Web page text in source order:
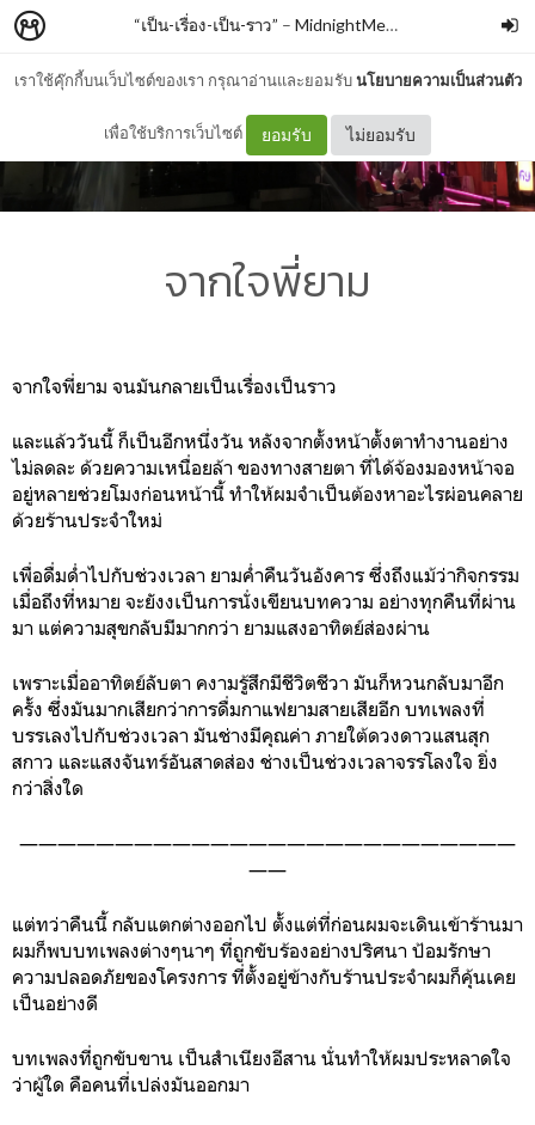
เราใช้คุ๊กกี้บนเว็บไซต์ของเรา กรุณาอ่านและยอมรับนโยบายความเป็นส่วนตัว
เพื่อใช้บริการเว็บไซต์ ยอมรับ ไม่ยอมรับ
“เป็น-เรื่อง-เป็น-ราว” – MidnightMessageBox
จากใจพี่ยาม
จากใจพี่ยาม จนมันกลายเป็นเรื่องเป็นราว
และแล้ววันนี้ ก็เป็นอีกหนึ่งวัน หลังจากตั้งหน้าตั้งตาทำงานอย่าง
ไม่ลดละ ด้วยความเหนื่อยล้า ของทางสายตา ที่ได้จ้องมองหน้าจอ
อยู่หลายช่วยโมงก่อนหน้านี้ ทำให้ผมจำเป็นต้องหาอะไรผ่อนคลาย
ด้วยร้านประจำใหม่
เพื่อดื่มด่ำไปกับช่วงเวลา ยามค่ำคืนวันอังคาร ซึ่งถึงแม้ว่ากิจกรรม
เมื่อถึงที่หมาย จะยังงเป็นการนั่งเขียนบทความ อย่างทุกคืนที่ผ่าน
มา แต่ความสุขกลับมีมากกว่า ยามแสงอาทิตย์ส่องผ่าน
เพราะเมื่ออาทิตย์ลับตา คงามรู้สึกมีชีวิตชีวา มันก็หวนกลับมาอีก
ครั้ง ซึ่งมันมากเสียกว่าการดื่มกาแฟยามสายเสียอีก บทเพลงที่
บรรเลงไปกับช่วงเวลา มันช่างมีคุณค่า ภายใต้ดวงดาวแสนสุก
สกาว และแสงจันทร์อันสาดส่อง ช่างเป็นช่วงเวลาจรรโลงใจ ยิ่ง
กว่าสิ่งใด
——————————————————————————
——
แต่ทว่าคืนนี้ กลับแตกต่างออกไป ตั้งแต่ที่ก่อนผมจะเดินเข้าร้านมา
ผมก็พบบทเพลงต่างๆนาๆ ที่ถูกขับร้องอย่างปริศนา ป้อมรักษา
ความปลอดภัยของโครงการ ที่ตั้งอยู่ข้างกับร้านประจำผมก็คุ้นเคย
เป็นอย่างดี
บทเพลงที่ถูกขับขาน เป็นสำเนียงอีสาน นั่นทำให้ผมประหลาดใจ
ว่าผู้ใด คือคนที่เปล่งมันออกมา